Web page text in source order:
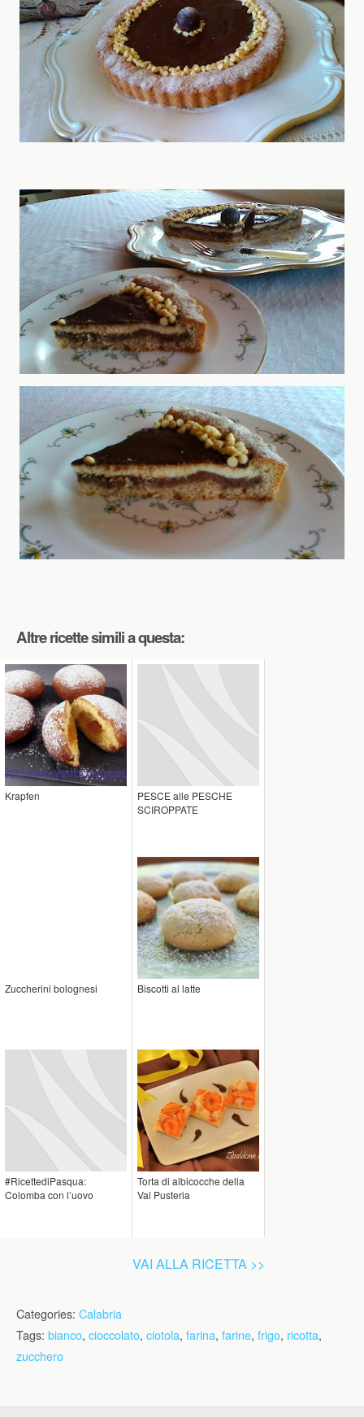
Altre ricette simili a questa:
Krapfen
PESCE alle PESCHE
SCIROPPATE
Zuccherini bolognesi Biscotti al latte
#RicettediPasqua:
Colomba con l’uovo
Torta di albicocche della
Val Pusteria
VAI ALLA RICETTA >>
Categories: Calabria
Tags: bianco, cioccolato, ciotola, farina, farine, frigo, ricotta,
zucchero